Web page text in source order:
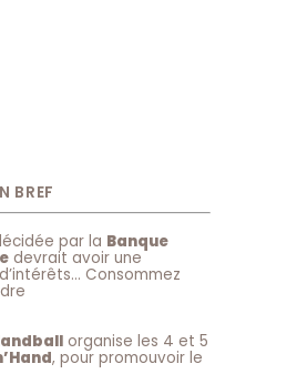
BREF
par la Banque
devrait avoir une
Consommez
organise les 4 et 5
, pour promouvoir le